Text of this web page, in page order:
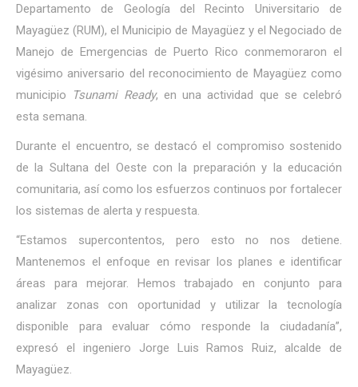
Departamento de Geología del Recinto Universitario de
Mayagüez (RUM), el Municipio de Mayagüez y el Negociado de
Manejo de Emergencias de Puerto Rico conmemoraron el
vigésimo aniversario del reconocimiento de Mayagüez como
municipio
Tsunami Ready, en una actividad que se celebró
esta semana.
Durante el encuentro, se destacó el compromiso sostenido
de la Sultana del Oeste con la preparación y la educación
comunitaria, así como los esfuerzos continuos por fortalecer
los sistemas de alerta y respuesta.
“Estamos supercontentos, pero esto no nos detiene.
Mantenemos el enfoque en revisar los planes e identificar
áreas para mejorar. Hemos trabajado en conjunto para
analizar zonas con oportunidad y utilizar la tecnología
disponible para evaluar cómo responde la ciudadanía”,
expresó el ingeniero Jorge Luis Ramos Ruiz, alcalde de
Mayagüez.